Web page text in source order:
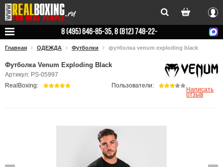
Вход
8 (495) 646-85-35, 8 (812) 748-22-
Главная ОДЕЖДА Футболки футболка venum exploding black
Футболка Venum Exploding Black
Артикул: PS-05997
RealBoxing: Пользователи:
Написать
отзыв